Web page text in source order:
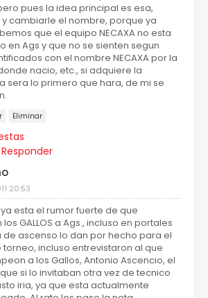
pues la idea principal es esa,
cambiarle el nombre, porque ya
que el equipo NECAXA no esta
en Ags y que no se sienten segun
con el nombre NECAXA por la
nacio, etc., si adquiere la
sera lo primero que hara, de mi se
Eliminar
Responder
20:53
esta el rumor fuerte de que
GALLOS a Ags., incluso en portales
de ascenso lo dan por hecho para el
torneo, incluso entrevistaron al que
a los Gallos, Antonio Ascencio, el
si lo invitaban otra vez de tecnico
iria, ya que esta actualmente